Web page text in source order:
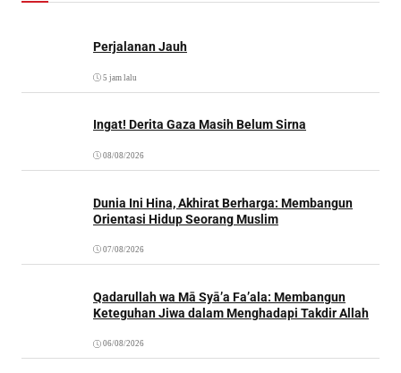
Perjalanan Jauh
5 jam lalu
Ingat! Derita Gaza Masih Belum Sirna
08/08/2026
Dunia Ini Hina, Akhirat Berharga: Membangun
Orientasi Hidup Seorang Muslim
07/08/2026
Qadarullah wa Mā Syā’a Fa’ala: Membangun
Keteguhan Jiwa dalam Menghadapi Takdir Allah
06/08/2026